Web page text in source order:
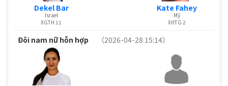
Dekel Bar
Israel
XGTH 11
Kate Fahey
Mỹ
XHTG 2
Đôi nam nữ hỗn hợp （2026-04-28 15:14）